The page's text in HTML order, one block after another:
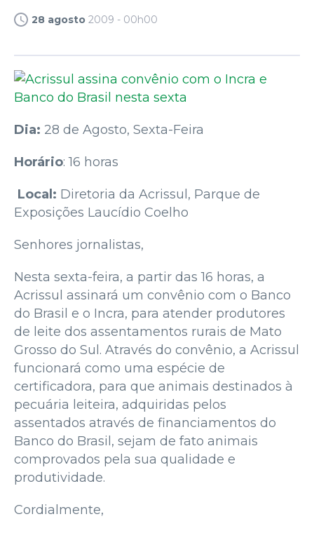
28 agosto 2009 - 00h00
Dia: 28 de Agosto, Sexta-Feira
Horário: 16 horas
Local: Diretoria da Acrissul, Parque de
Exposições Laucídio Coelho
Senhores jornalistas,
Nesta sexta-feira, a partir das 16 horas, a
Acrissul assinará um convênio com o Banco
do Brasil e o Incra, para atender produtores
de leite dos assentamentos rurais de Mato
Grosso do Sul. Através do convênio, a Acrissul
funcionará como uma espécie de
certificadora, para que animais destinados à
pecuária leiteira, adquiridas pelos
assentados através de financiamentos do
Banco do Brasil, sejam de fato animais
comprovados pela sua qualidade e
produtividade.
Cordialmente,